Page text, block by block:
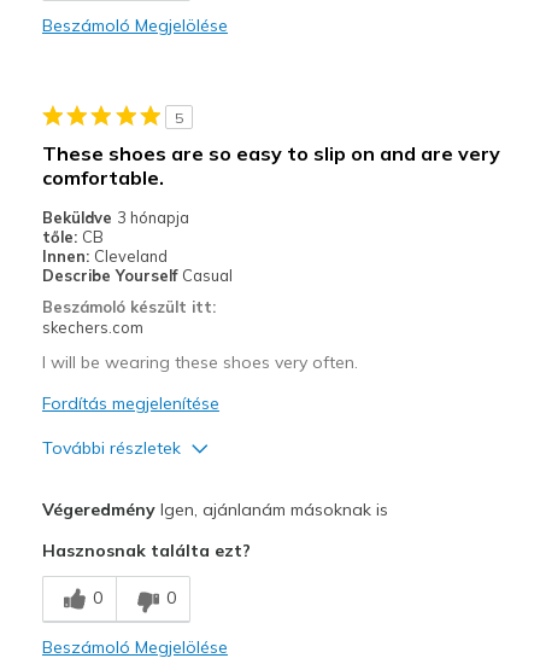
Poor Cushioning
Casual Wear
Width
Sizing
View On Shoes
I'm Into Shoes
Beszámoló Megjelölése
5
These shoes are so easy to slip on and are very
comfortable.
Beküldve 3 hónapja
tőle: CB
Innen: Cleveland
Describe Yourself Casual
Beszámoló készült itt:
skechers.com
I will be wearing these shoes very often.
Fordítás megjelenítése
További részletek
Stylish
Legjobb használat
VégeredményIgen, ajánlanám másoknak is
Hasznosnak találta ezt?
0 0
Beszámoló Megjelölése